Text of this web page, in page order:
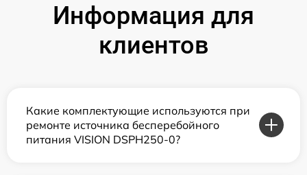
Информация для
клиентов
Какие комплектующие используются при
ремонте источника бесперебойного
питания VISION DSPH250-0?